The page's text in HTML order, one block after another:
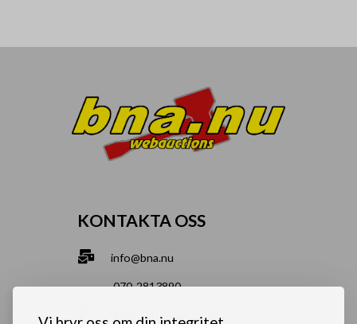
KONTAKTA OSS
info@bna.nu
070-2813890
Norrgårdsgatan 9a, 686 35 Sunne